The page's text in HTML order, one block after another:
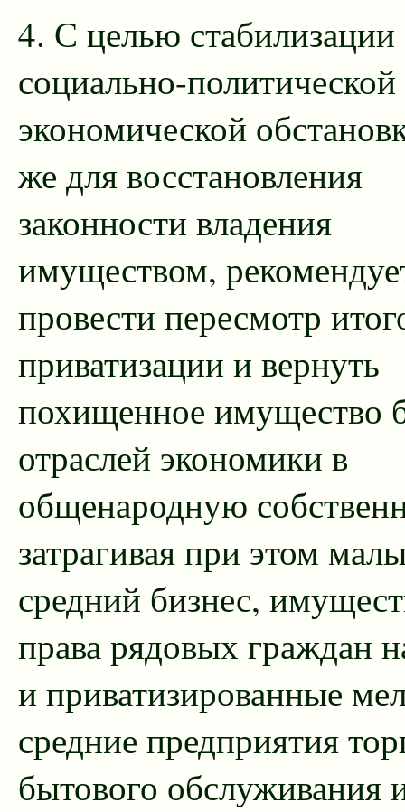
4. С целью стабилизации
социально-
экономической
же для восстановления
законности владения
имуществом,
провести пересмотр
приватизации и вернуть
похищенное имущество
отраслей экономики в
общенародную
затрагивая при этом
средний бизнес,
права рядовых граждан
и приватизированные
средние предприятия
бытового обслуживания